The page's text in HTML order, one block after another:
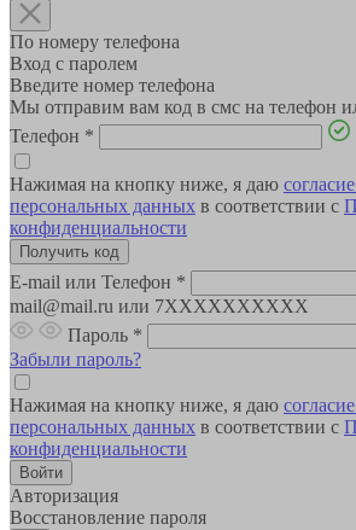
По номеру телефона
Вход с паролем
Введите номер телефона
Мы отправим вам код в смс на телефон
Телефон *
Нажимая на кнопку ниже, я даю
персональных данных в соответствии с
конфиденциальности
E-mail или Телефон *
mail@mail.ru или 7XXXXXXXXXX
Пароль *
Забыли пароль?
Нажимая на кнопку ниже, я даю
персональных данных в соответствии с
конфиденциальности
Авторизация
Восстановление пароля